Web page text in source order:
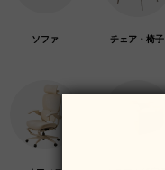
ソファ チェア・椅子